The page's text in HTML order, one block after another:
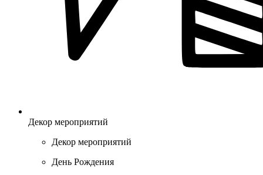
Декор мероприятий
Декор мероприятий
День Рождения